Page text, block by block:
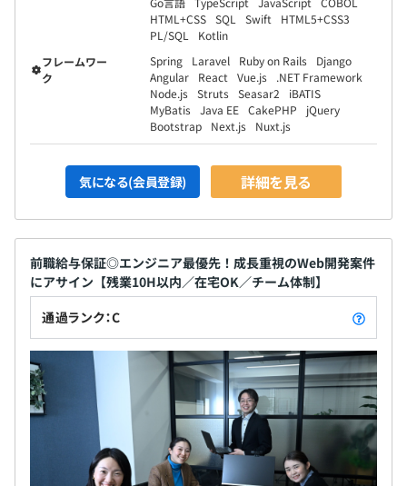
HTML+CSS SQL Swift
HTML5+CSS3
PL/SQL
Kotlin
フレームワー
ク
Spring Laravel Ruby on Rails
Django
Angular
React Vue.js
.NET Framework
Node.js Struts Seasar2
iBATIS
MyBatis Java EE CakePHP
jQuery
Bootstrap
Next.js Nuxt.js
気になる(会員登録) 詳細を見る
前職給与保証◎エンジニア最優先！成長重視のWeb開発案件
にアサイン【残業10H以内／在宅OK／チーム体制】
通過ランク：C